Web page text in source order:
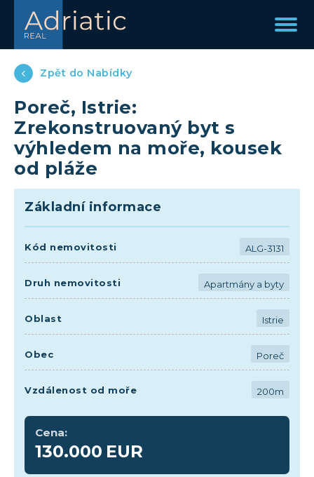
Zpět do Nabídky
Poreč, Istrie:
Zrekonstruovaný byt s
výhledem na moře, kousek
od pláže
Základní informace
Kód nemovitosti ALG-3131
Druh nemovitosti Apartmány a byty
Oblast Istrie
Obec Poreč
Vzdálenost od moře 200m
Cena:
130.000 EUR